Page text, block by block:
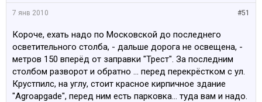
#51
7 янв 2010
Короче, ехать надо по Московской до последнего
осветительного столба, - дальше дорога не освещена, -
метров 150 вперёд от заправки "Трест". За последним
столбом разворот и обратно ... перед перекрёстком с ул.
Крустпилс, на углу, стоит красное кирпичное здание
"Agroapgade", перед ним есть парковка... туда вам и надо.